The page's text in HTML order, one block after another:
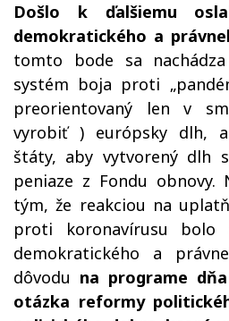
Došlo k ďalšiemu
demokratického a
tomto bode sa
systém boja proti
preorientovaný len v
vyrobiť ) európsky dlh,
štáty, aby vytvorený dlh
peniaze z Fondu obnovy.
tým, že reakciou na
proti koronavírusu bolo
demokratického a
dôvodu na programe
otázka reformy